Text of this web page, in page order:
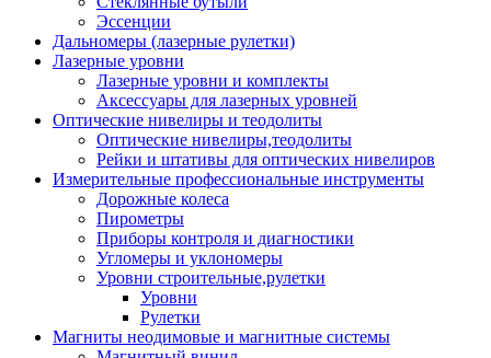
Эссенции
Дальномеры (лазерные рулетки)
Лазерные уровни
Лазерные уровни и комплекты
Аксессуары для лазерных уровней
Оптические нивелиры и теодолиты
Оптические нивелиры,теодолиты
Рейки и штативы для оптических нивелиров
Измерительные профессиональные инструменты
Дорожные колеса
Пирометры
Приборы контроля и диагностики
Угломеры и уклономеры
Уровни строительные,рулетки
Уровни
Рулетки
Магниты неодимовые и магнитные системы